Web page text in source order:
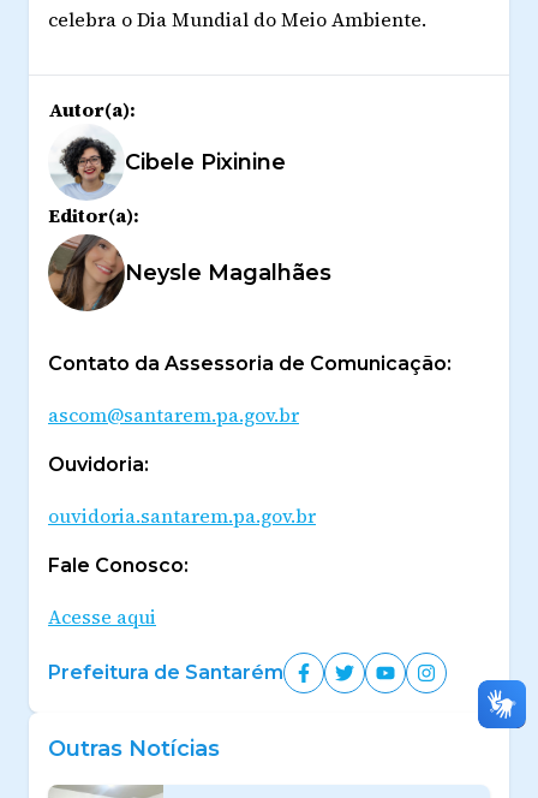
celebra o Dia Mundial do Meio Ambiente.
Autor(a):
Cibele Pixinine
Editor(a):
Neysle Magalhães
Contato da Assessoria de Comunicação:
ascom@santarem.pa.gov.br
Ouvidoria:
ouvidoria.santarem.pa.gov.br
Fale Conosco:
Acesse aqui
Prefeitura de Santarém
Outras Notícias